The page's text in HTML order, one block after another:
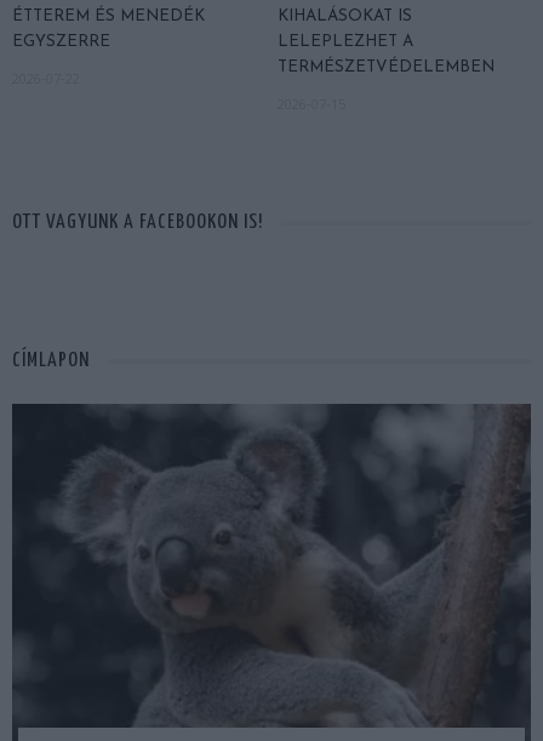
ÉTTEREM ÉS MENEDÉK
EGYSZERRE
KIHALÁSOKAT IS
LELEPLEZHET A
TERMÉSZETVÉDELEMBEN
OTT VAGYUNK A FACEBOOKON IS!
CÍMLAPON